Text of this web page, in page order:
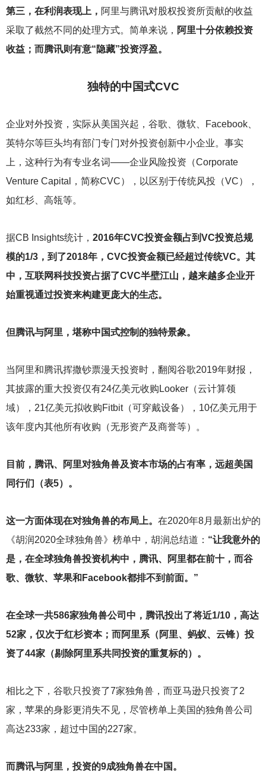
第三，在利润表现上， 阿里与腾讯对股权投资所贡献的收益
采取了截然不同的处理方式。简单来说， 阿里十分依赖投资
收益；而腾讯则有意“隐藏”投资浮盈。
独特的中国式CVC
企业对外投资，实际从美国兴起，谷歌、微软、Facebook、
英特尔等巨头均有部门专门对外投资创新中小企业。事实
上，这种行为有专业名词——企业风险投资（Corporate
Venture Capital，简称CVC），以区别于传统风投（VC），
如红杉、高瓴等。
据CB Insights统计， 2016年CVC投资金额占到VC投资总规
模的1/3，到了2018年，CVC投资金额已经超过传统VC。其
中，互联网科技投资占据了CVC半壁江山，越来越多企业开
始重视通过投资来构建更庞大的生态。
但腾讯与阿里，堪称中国式控制的独特景象。
当阿里和腾讯挥撒钞票漫天投资时，翻阅谷歌2019年财报，
其披露的重大投资仅有24亿美元收购Looker（云计算领
域），21亿美元拟收购Fitbit（可穿戴设备），10亿美元用于
该年度内其他所有收购（无形资产及商誉等）。
目前，腾讯、阿里对独角兽及资本市场的占有率，远超美国
同行们（表5）。
这一方面体现在对独角兽的布局上。 在2020年8月最新出炉的
《胡润2020全球独角兽》榜单中，胡润总结道： “让我意外的
是，在全球独角兽投资机构中，腾讯、阿里都在前十，而谷
歌、微软、苹果和Facebook都排不到前面。”
在全球一共586家独角兽公司中，腾讯投出了将近1/10，高达
52家，仅次于红杉资本；而阿里系（阿里、蚂蚁、云锋）投
资了44家（剔除阿里系共同投资的重复标的）。
相比之下，谷歌只投资了7家独角兽，而亚马逊只投资了2
家，苹果的身影更消失不见，尽管榜单上美国的独角兽公司
高达233家，超过中国的227家。
而腾讯与阿里，投资的9成独角兽在中国。